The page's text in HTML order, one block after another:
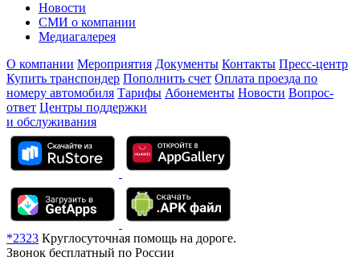
Новости
СМИ о компании
Медиагалерея
О компании Мероприятия Документы Контакты Пресс-центр
Купить транспондер Пополнить счет Оплата проезда по
номеру автомобиля Тарифы Абонементы Новости Вопрос-
ответ Центры поддержки
и обслуживания
*2323 Круглосуточная помощь на дороге.
Звонок бесплатный по России